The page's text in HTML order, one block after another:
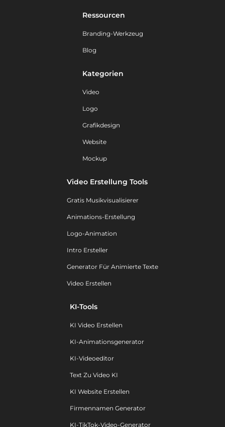
Ressourcen
Branding-Werkzeug
Blog
Kategorien
Video
Logo
Grafikdesign
Website
Mockup
Video Erstellung Tools
Gratis Musikvisualisierer
Animations-Erstellung
Logo-Animation
Intro Ersteller
Generator Für Animierte Texte
Video Erstellen
KI-Tools
KI Video Erstellen
KI-Animationsgenerator
KI-Videoeditor
Text Zu Video KI
KI Website Erstellen
Firmennamen Generator
KI-TikTok-Video-Generator